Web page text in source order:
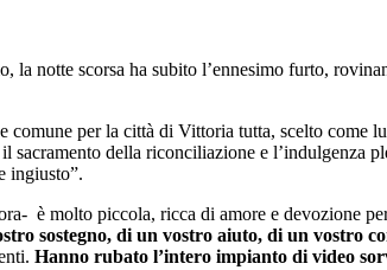
la notte scorsa ha subito l’ennesimo furto,
comune per la città di Vittoria tutta, scelto
il sacramento della riconciliazione e
ingiusto”.
è molto piccola, ricca di amore e devozione
sostegno, di un vostro aiuto, di un vostro
Hanno rubato l’intero impianto di video